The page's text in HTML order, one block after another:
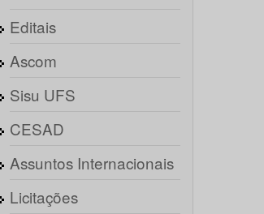
Editais
Ascom
Sisu UFS
CESAD
Assuntos Internacionais
Licitações